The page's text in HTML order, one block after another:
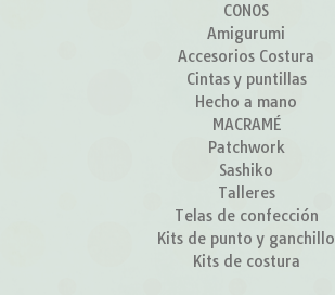
CONOS
Amigurumi
Accesorios Costura
Cintas y puntillas
Hecho a mano
MACRAMÉ
Patchwork
Sashiko
Talleres
Telas de confección
Kits de punto y ganchillo
Kits de costura